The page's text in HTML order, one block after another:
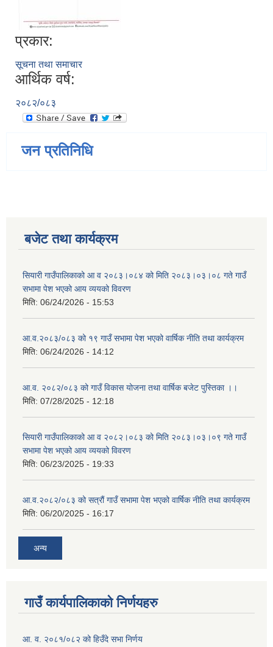
प्रकार:
सूचना तथा समाचार
आर्थिक वर्ष:
२०८२/०८३
जन प्रतिनिधि
बजेट तथा कार्यक्रम
सियारी गाउँपालिकाको आ व २०८३।०८४ को मिति २०८३।०३।०८ गते गाउँ
सभामा पेश भएको आय व्ययको विवरण
मिति: 06/24/2026 - 15:53
आ.व.२०८३/०८३ को १९ गाउँ सभामा पेश भएको वार्षिक नीति तथा कार्यक्रम
मिति: 06/24/2026 - 14:12
आ.व. २०८२/०८३ को गाउँ विकास योजना तथा वार्षिक बजेट पुस्तिका ।।
मिति: 07/28/2025 - 12:18
सियारी गाउँपालिकाको आ व २०८२।०८३ को मिति २०८३।०३।०९ गते गाउँ
सभामा पेश भएको आय व्ययको विवरण
मिति: 06/23/2025 - 19:33
आ.व.२०८२/०८३ को सत्रौं गाउँ सभामा पेश भएको वार्षिक नीति तथा कार्यक्रम
मिति: 06/20/2025 - 16:17
अन्य
गाउँ कार्यपालिकाको निर्णयहरु
आ. व. २०८१/०८२ को हिउँदे सभा निर्णय